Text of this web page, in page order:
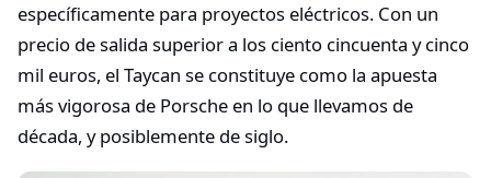
específicamente para proyectos eléctricos. Con un
precio de salida superior a los ciento cincuenta y cinco
mil euros, el Taycan se constituye como la apuesta
más vigorosa de Porsche en lo que llevamos de
década, y posiblemente de siglo.